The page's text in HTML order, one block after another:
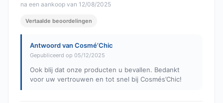
na een aankoop van 12/08/2025
Vertaalde beoordelingen
Antwoord van Cosmé’Chic
Gepubliceerd op 05/12/2025
Ook blij dat onze producten u bevallen. Bedankt
voor uw vertrouwen en tot snel bij Cosmés’Chic!